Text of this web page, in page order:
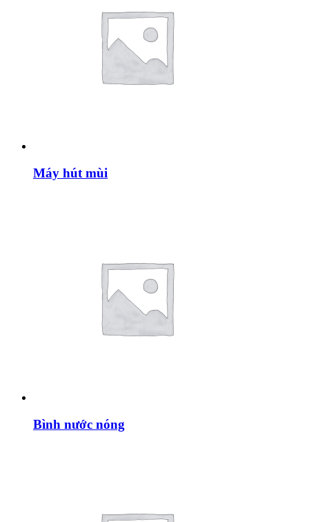
Máy hút mùi
Bình nước nóng